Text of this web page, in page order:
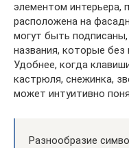
элементом интерьера,
расположена на
могут быть
названия, которые без
Удобнее, когда
кастрюля, снежинка,
может интуитивно
Разнообразие